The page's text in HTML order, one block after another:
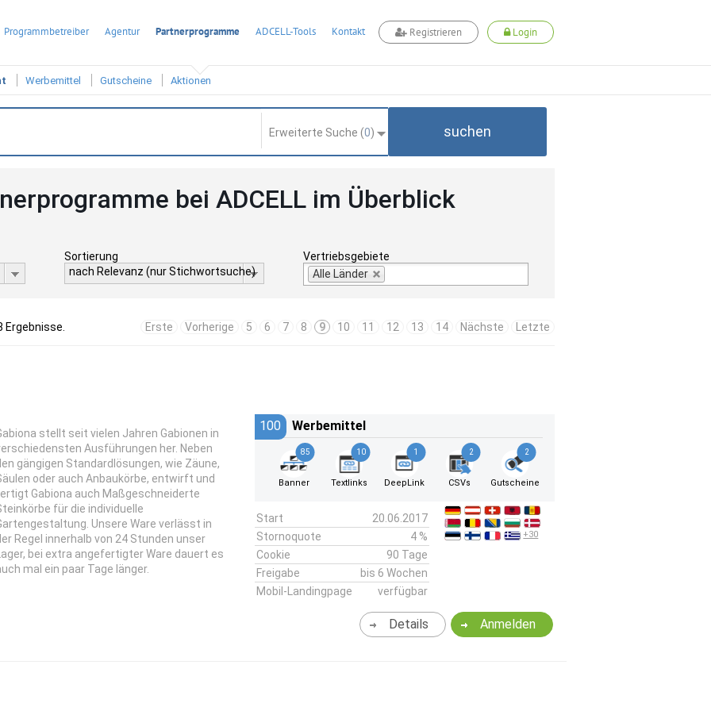
Programmbetreiber Agentur Partnerprogramme ADCELL-Tools Kontakt Registrieren Login
Werbemittel Gutscheine Aktionen
Erweiterte Suche (0) suchen
bei ADCELL im Überblick
Sortierung
nach Relevanz (nur Stichwortsuche)
Vertriebsgebiete
Alle Länder
Ergebnisse. Erste Vorherige 5 6 7 8 9 10 11 12 13 14 Nächste Letzte
stellt seit vielen Jahren Gabionen in
Ausführungen her. Neben
gängigen Standardlösungen, wie Zäune,
oder auch Anbaukörbe, entwirft und
Gabiona auch Maßgeschneiderte
für die individuelle
Unsere Ware verlässt in
Regel innerhalb von 24 Stunden unser
Lager, bei extra angefertigter Ware dauert es
mal ein paar Tage länger.
100 Werbemittel
85
Banner
10
Textlinks
1
DeepLink
2
CSVs
2
Gutscheine
Start
20.06.2017
Stornoquote
4 %
Cookie
90 Tage
Freigabe
bis 6 Wochen
Mobil-Landingpage
verfügbar
+30
Anmelden
Details